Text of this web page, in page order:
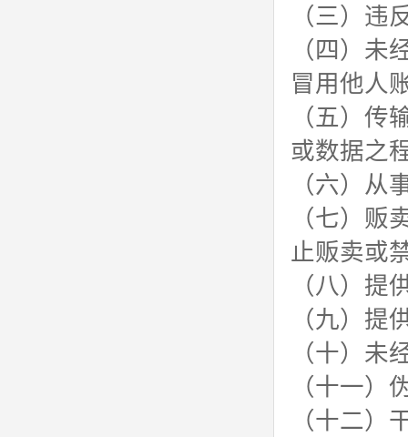
（三）违
（四）未
冒用他人
（五）传
或数据之
（六）从
（七）贩
止贩卖或
（八）提
（九）提
（十）未
（十一）
（十二）